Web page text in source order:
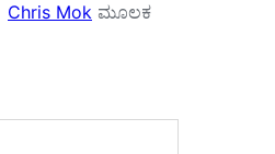
Chris Mok ಮೂಲಕ